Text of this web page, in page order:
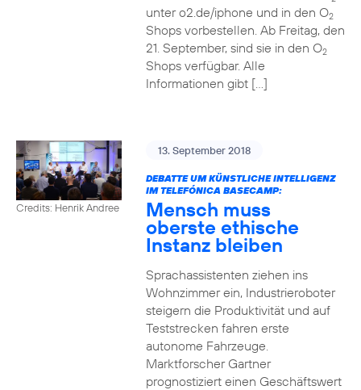
unter o2.de/iphone und in den O2
Shops vorbestellen. Ab Freitag, den
21. September, sind sie in den O2
Shops verfügbar. Alle
Informationen gibt […]
Credits: Henrik Andree
13. September 2018
DEBATTE UM KÜNSTLICHE INTELLIGENZ
IM TELEFÓNICA BASECAMP:
Mensch muss
oberste ethische
Instanz bleiben
Sprachassistenten ziehen ins
Wohnzimmer ein, Industrieroboter
steigern die Produktivität und auf
Teststrecken fahren erste
autonome Fahrzeuge.
Marktforscher Gartner
prognostiziert einen Geschäftswert